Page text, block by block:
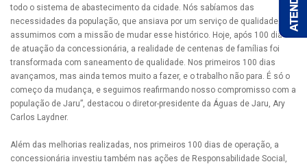
todo o sistema de abastecimento da cidade. Nós sabíamos das
necessidades da população, que ansiava por um serviço de qualidade, e
assumimos com a missão de mudar esse histórico. Hoje, após 100 dias
de atuação da concessionária, a realidade de centenas de famílias foi
transformada com saneamento de qualidade. Nos primeiros 100 dias
avançamos, mas ainda temos muito a fazer, e o trabalho não para. É só o
começo da mudança, e seguimos reafirmando nosso compromisso com a
população de Jaru”, destacou o diretor-presidente da Águas de Jaru, Ary
Carlos Laydner.
Além das melhorias realizadas, nos primeiros 100 dias de operação, a
concessionária investiu também nas ações de Responsabilidade Social,